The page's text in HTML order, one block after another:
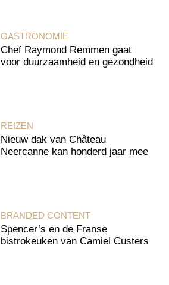
GASTRONOMIE
Chef Raymond Remmen gaat
voor duurzaamheid en gezondheid
REIZEN
Nieuw dak van Château
Neercanne kan honderd jaar mee
BRANDED CONTENT
Spencer’s en de Franse
bistrokeuken van Camiel Custers